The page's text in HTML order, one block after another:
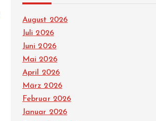
August 2026
Juli 2026
Juni 2026
Mai 2026
April 2026
März 2026
Februar 2026
Januar 2026